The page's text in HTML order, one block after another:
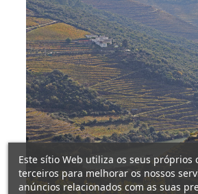
Este sítio Web utiliza os seus próprios
terceiros para melhorar os nossos
anúncios relacionados com as suas